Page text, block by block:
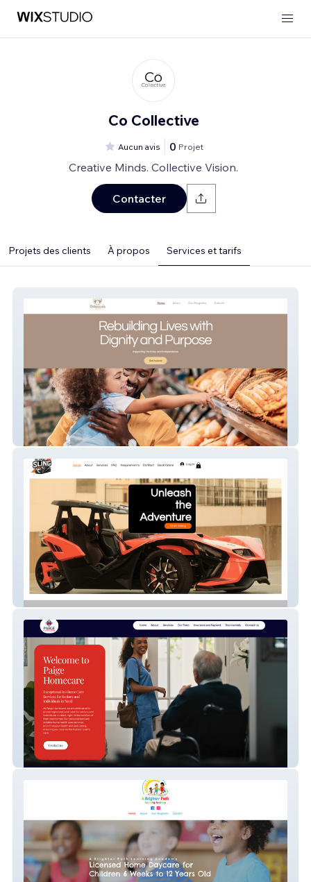
Co Collective
Aucun avis 0 Projet
Creative Minds. Collective Vision.
Contacter
Projets des clients À propos Services et tarifs
Odessa’s House - Nonprofit Re‑Entry &
Support Services Website
Indy Sling - Slingshot Rental Website
Paige Home Care - Professional Home
Care Services Website